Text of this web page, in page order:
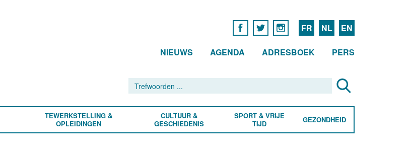
FR NL EN
NIEUWS AGENDA ADRESBOEK PERS
TEWERKSTELLING &
OPLEIDINGEN
CULTUUR &
GESCHIEDENIS
SPORT & VRIJE
TIJD
GEZONDHEID